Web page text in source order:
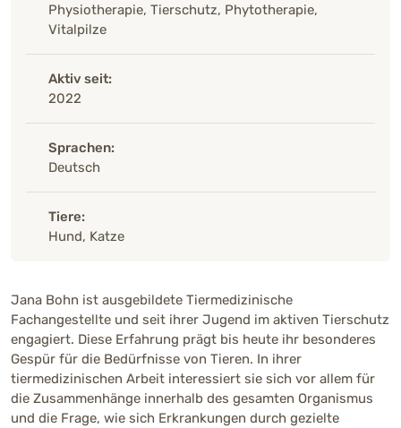
Physiotherapie, Tierschutz, Phytotherapie,
Vitalpilze
Aktiv seit:
2022
Sprachen:
Deutsch
Tiere:
Hund, Katze
Jana Bohn ist ausgebildete Tiermedizinische
Fachangestellte und seit ihrer Jugend im aktiven Tierschutz
engagiert. Diese Erfahrung prägt bis heute ihr besonderes
Gespür für die Bedürfnisse von Tieren. In ihrer
tiermedizinischen Arbeit interessiert sie sich vor allem für
die Zusammenhänge innerhalb des gesamten Organismus
und die Frage, wie sich Erkrankungen durch gezielte